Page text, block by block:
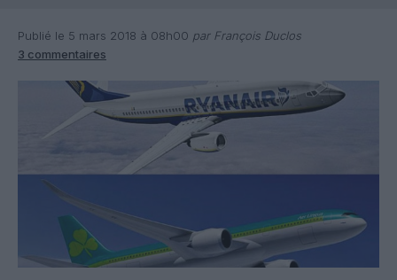
Publié le 5 mars 2018 à 08h00 par François Duclos
3 commentaires